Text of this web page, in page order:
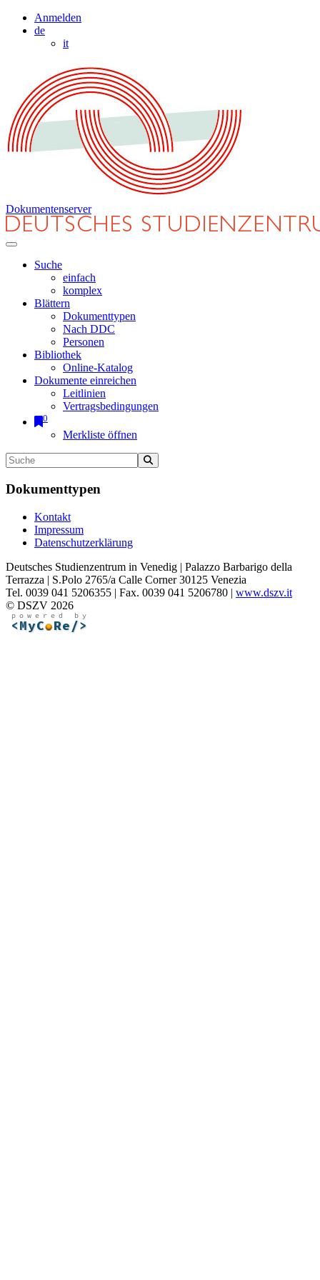
Anmelden
de
it
Dokumentenserver
Suche
einfach
komplex
Blättern
Dokumenttypen
Nach DDC
Personen
Bibliothek
Online-Katalog
Dokumente einreichen
Leitlinien
Vertragsbedingungen
0
Merkliste öffnen
Dokumenttypen
Kontakt
Impressum
Datenschutzerklärung
Deutsches Studienzentrum in Venedig | Palazzo Barbarigo della
Terrazza | S.Polo 2765/a Calle Corner 30125 Venezia
Tel. 0039 041 5206355 | Fax. 0039 041 5206780 | www.dszv.it
© DSZV 2026